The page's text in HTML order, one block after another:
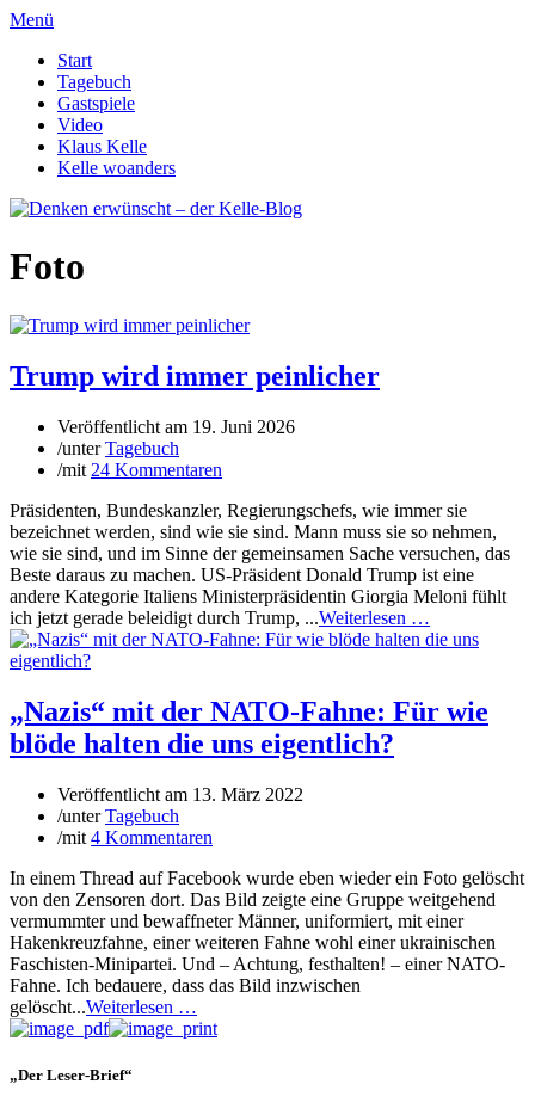
Menü
Start
Tagebuch
Gastspiele
Video
Klaus Kelle
Kelle woanders
Foto
Trump wird immer peinlicher
Veröffentlicht am 19. Juni 2026
/unterTagebuch
/mit 24 Kommentaren
Präsidenten, Bundeskanzler, Regierungschefs, wie immer sie
bezeichnet werden, sind wie sie sind. Mann muss sie so nehmen,
wie sie sind, und im Sinne der gemeinsamen Sache versuchen, das
Beste daraus zu machen. US-Präsident Donald Trump ist eine
andere Kategorie Italiens Ministerpräsidentin Giorgia Meloni fühlt
ich jetzt gerade beleidigt durch Trump, ...Weiterlesen …
„Nazis“ mit der NATO-Fahne: Für wie
blöde halten die uns eigentlich?
Veröffentlicht am 13. März 2022
/unterTagebuch
/mit 4 Kommentaren
In einem Thread auf Facebook wurde eben wieder ein Foto gelöscht
von den Zensoren dort. Das Bild zeigte eine Gruppe weitgehend
vermummter und bewaffneter Männer, uniformiert, mit einer
Hakenkreuzfahne, einer weiteren Fahne wohl einer ukrainischen
Faschisten-Minipartei. Und – Achtung, festhalten! – einer NATO-
Fahne. Ich bedauere, dass das Bild inzwischen
gelöscht...Weiterlesen …
„Der Leser-Brief“